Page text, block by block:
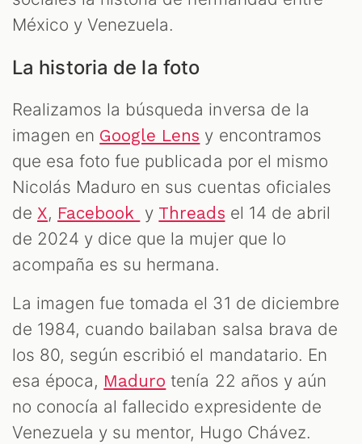
México y Venezuela.
La historia de la foto
Realizamos la búsqueda inversa de la
imagen en Google Lens y encontramos
que esa foto fue publicada por el mismo
Nicolás Maduro en sus cuentas oficiales
deX, Facebook y Threads el 14 de abril
de 2024 y dice que la mujer que lo
acompaña es su hermana.
La imagen fue tomada el 31 de diciembre
de 1984, cuando bailaban salsa brava de
los 80, según escribió el mandatario. En
esa época, Maduro tenía 22 años y aún
no conocía al fallecido expresidente de
Venezuela y su mentor, Hugo Chávez.